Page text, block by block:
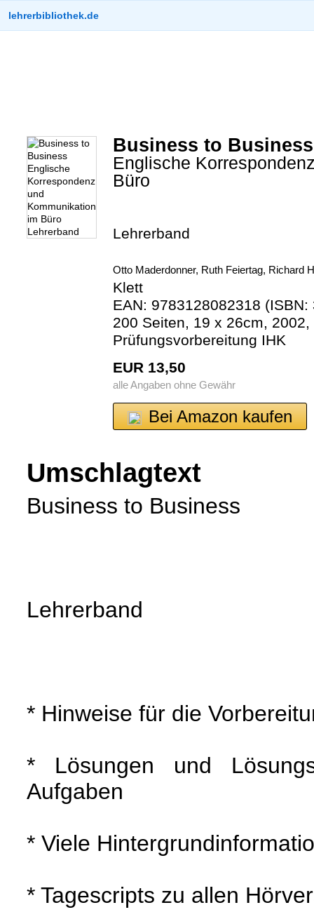
lehrerbibliothek.de
Business to Business
Englische
Büro
Lehrerband
Otto Maderdonner, Ruth Feiertag, Richard
Klett
EAN: 9783128082318
200 Seiten, 19 x 26cm,
Prüfungsvorbereitung IHK
EUR 13,50
alle Angaben ohne Gewähr
Bei Amazon kaufen
Umschlagtext
Business to Business
Lehrerband
* Hinweise für die
* Lösungen und
Aufgaben
* Viele
* Tagescripts zu allen